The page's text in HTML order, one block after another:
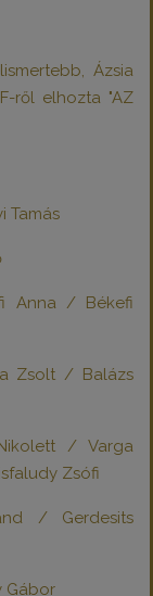
Ázsia
ről elhozta "AZ
Tamás
Anna / Békefi
Zsolt / Balázs
/ Varga
Zsófi
/ Gerdesits
Gábor